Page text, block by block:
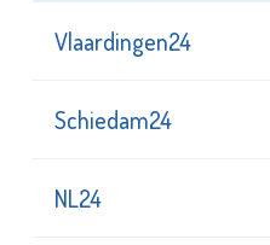
Vlaardingen24
Schiedam24
NL24